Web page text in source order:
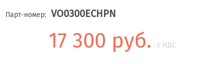
Парт-номер: VO0300ECHPN
17 300 руб. с НДС